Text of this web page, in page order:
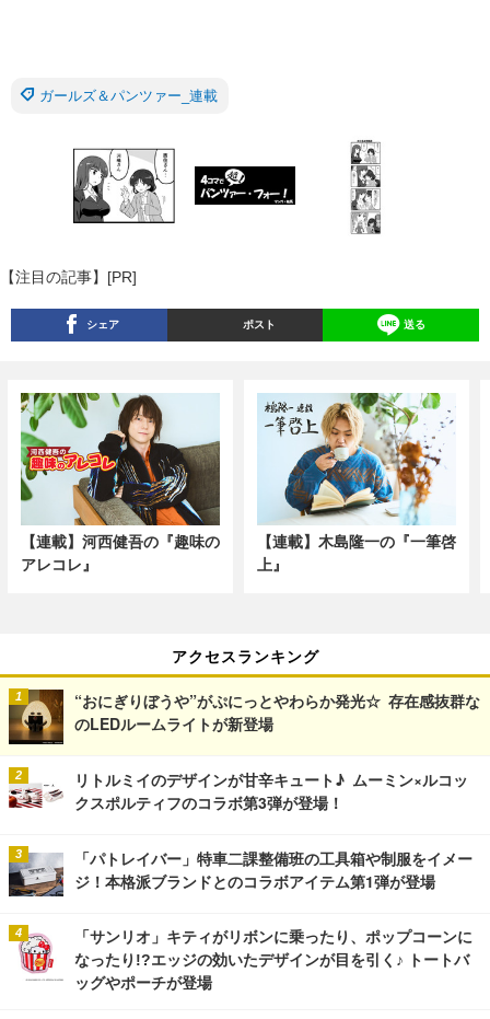
ガールズ＆パンツァー_連載
【注目の記事】[PR]
シェア ポスト 送る
【連載】河西健吾の『趣味の
アレコレ』
【連載】木島隆一の『一筆啓
上』
アクセスランキング
“おにぎりぼうや”がぷにっとやわらか発光☆ 存在感抜群な
のLEDルームライトが新登場
リトルミイのデザインが甘辛キュート♪ ムーミン×ルコッ
クスポルティフのコラボ第3弾が登場！
「パトレイバー」特車二課整備班の工具箱や制服をイメー
ジ！本格派ブランドとのコラボアイテム第1弾が登場
「サンリオ」キティがリボンに乗ったり、ポップコーンに
なったり!?エッジの効いたデザインが目を引く♪ トートバ
ッグやポーチが登場